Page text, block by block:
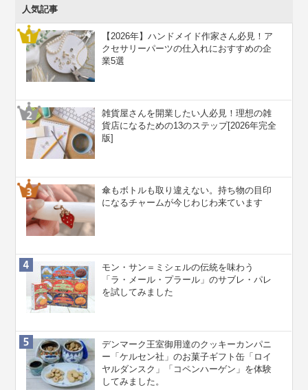
人気記事
【2026年】ハンドメイド作家さん必見！ア
クセサリーパーツの仕入れにおすすめの企
業5選
雑貨屋さんを開業したい人必見！理想の雑
貨店になるための13のステップ[2026年完全
版]
傘もボトルも取り違えない。持ち物の目印
になるチャームが今じわじわ来ています
モン・サン＝ミシェルの伝統を味わう
「ラ・メール・プラール」のサブレ・パレ
を試してみました
デンマーク王室御用達のクッキーカンパニ
ー「ケルセン社」のお菓子ギフト缶「ロイ
ヤルダンスク」「コペンハーゲン」を体験
してみました。